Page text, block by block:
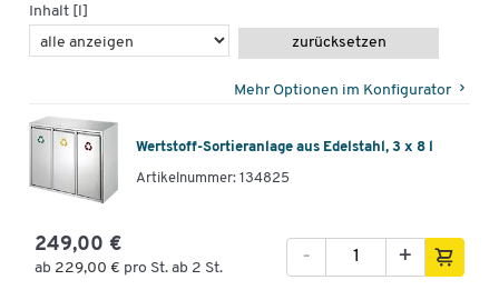
Inhalt [l]
zurücksetzen
Mehr Optionen im Konfigurator
Wertstoff-Sortieranlage aus Edelstahl, 3 x 8 l
Artikelnummer: 134825
249,00 €
ab 229,00 € pro St. ab 2 St.
+
-